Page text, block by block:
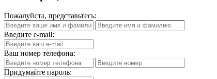
Пожалуйста, представьтесь:
Введите e-mail:
Ваш номер телефона:
Придумайте пароль: